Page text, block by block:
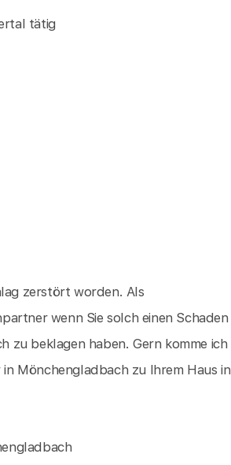
tätig
zerstört worden. Als
wenn Sie solch einen Schaden
zu beklagen haben. Gern komme ich
Mönchengladbach zu Ihrem Haus in